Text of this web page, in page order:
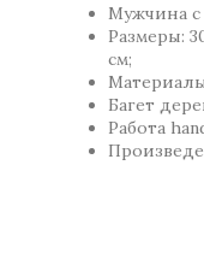
Мужчина с
Размеры:
см;
Багет
Работа